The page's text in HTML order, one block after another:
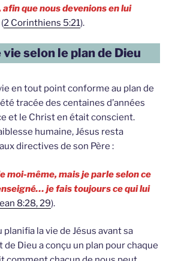
que nous devenions en lui
2 Corinthiens 5:21).
vie selon le plan de Dieu
en tout point conforme au plan de
tracée des centaines d’années
et le Christ en était conscient.
humaine, Jésus resta
directives de son Père :
moi-même, mais je parle selon ce
je fais toujours ce qui lui
8:28, 29).
la vie de Jésus avant sa
de Dieu a conçu un plan pour chaque